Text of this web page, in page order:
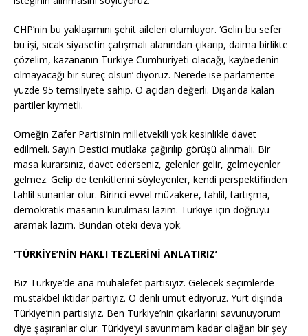
CHP’nin bu yaklaşımını şehit aileleri olumluyor. ‘Gelin bu sefer
bu işi, sıcak siyasetin çatışmalı alanından çıkarıp, daima birlikte
çözelim, kazananın Türkiye Cumhuriyeti olacağı, kaybedenin
olmayacağı bir süreç olsun’ diyoruz. Nerede ise parlamente
yüzde 95 temsiliyete sahip. O açıdan değerli. Dışarıda kalan
partiler kıymetli.
Örneğin Zafer Partisi’nin milletvekili yok kesinlikle davet
edilmeli. Sayın Destici mutlaka çağırılıp görüşü alınmalı. Bir
masa kurarsınız, davet ederseniz, gelenler gelir, gelmeyenler
gelmez. Gelip de tenkitlerini söyleyenler, kendi perspektifinden
tahlil sunanlar olur. Birinci evvel müzakere, tahlil, tartışma,
demokratik masanın kurulması lazım. Türkiye için doğruyu
aramak lazım. Bundan öteki deva yok.
‘TÜRKİYE’NİN HAKLI TEZLERİNİ ANLATIRIZ’
Biz Türkiye’de ana muhalefet partisiyiz. Gelecek seçimlerde
müstakbel iktidar partiyiz. O denli umut ediyoruz. Yurt dışında
Türkiye’nin partisiyiz. Ben Türkiye’nin çıkarlarını savunuyorum
diye şaşıranlar olur. Türkiye’yi savunmam kadar olağan bir şey